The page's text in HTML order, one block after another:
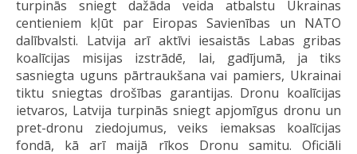
turpinās sniegt dažāda veida atbalstu Ukrainas
centieniem kļūt par Eiropas Savienības un NATO
dalībvalsti. Latvija arī aktīvi iesaistās Labas gribas
koalīcijas misijas izstrādē, lai, gadījumā, ja tiks
sasniegta uguns pārtraukšana vai pamiers, Ukrainai
tiktu sniegtas drošības garantijas. Dronu koalīcijas
ietvaros, Latvija turpinās sniegt apjomīgus dronu un
pret-dronu ziedojumus, veiks iemaksas koalīcijas
fondā, kā arī maijā rīkos Dronu samitu. Oficiāli